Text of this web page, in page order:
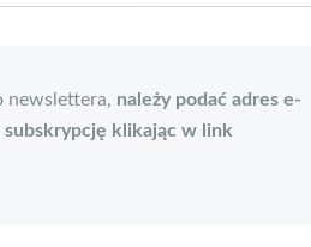
newslettera, należy podać adres e-
klikając w link